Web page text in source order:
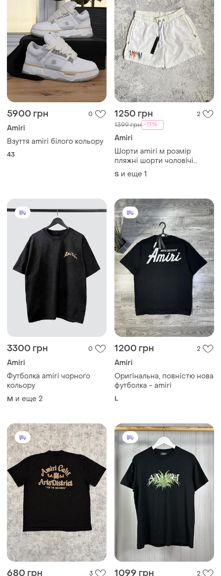
5900 грн 0
Amiri
Взуття amiri білого кольору
43
1250 грн 2
1399 грн -11%
Amiri
Шорти amiri м розмір
пляжні шорти чоловічі
шорти
S и еще 1
3300 грн 0
Amiri
Футболка amiri чорного
кольору
M и еще 2
1200 грн 2
Amiri
Оригінальна, повністю нова
футболка - amiri
L
680 грн 3 1099 грн 2